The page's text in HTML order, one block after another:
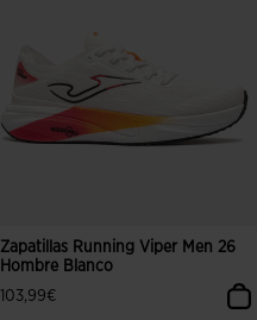
Zapatillas Running Viper Men 26
Hombre Blanco
103,99€